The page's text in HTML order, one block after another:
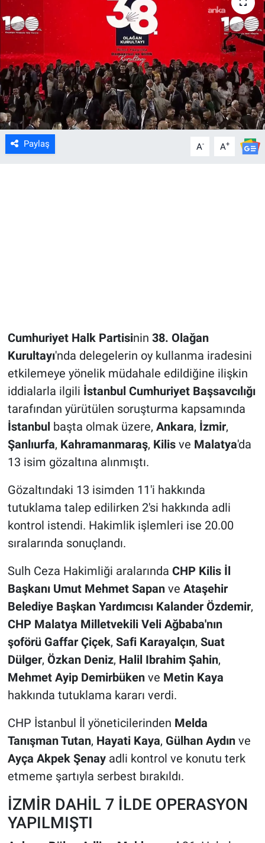
Paylaş A- A+
Cumhuriyet Halk Partisinin 38. Olağan
Kurultayı'nda delegelerin oy kullanma iradesini
etkilemeye yönelik müdahale edildiğine ilişkin
iddialarla ilgili İstanbul Cumhuriyet Başsavcılığı
tarafından yürütülen soruşturma kapsamında
İstanbul başta olmak üzere, Ankara, İzmir,
Şanlıurfa, Kahramanmaraş, Kilis ve Malatya'da
13 isim gözaltına alınmıştı.
Gözaltındaki 13 isimden 11'i hakkında
tutuklama talep edilirken 2'si hakkında adli
kontrol istendi. Hakimlik işlemleri ise 20.00
sıralarında sonuçlandı.
Sulh Ceza Hakimliği aralarında CHP Kilis İl
Başkanı Umut Mehmet Sapanve Ataşehir
Belediye Başkan Yardımcısı Kalander Özdemir,
CHP Malatya Milletvekili Veli Ağbaba'nın
şoförü Gaffar Çiçek, Safi Karayalçın, Suat
Dülger, Özkan Deniz, Halil Ibrahim Şahin,
Mehmet Ayip Demirbükenve Metin Kaya
hakkında tutuklama kararı verdi.
CHP İstanbul İl yöneticilerinden Melda
Tanışman Tutan, Hayati Kaya, Gülhan Aydınve
Ayça Akpek Şenayadli kontrol ve konutu terk
etmeme şartıyla serbest bırakıldı.
İZMİR DAHİL 7 İLDE OPERASYON
YAPILMIŞTI